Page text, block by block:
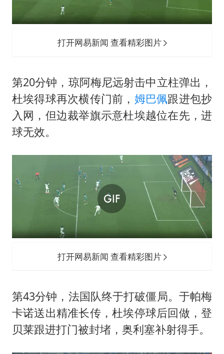
打开网易新闻 查看精彩图片
第20分钟，琼阿梅尼远射击中立柱弹出，
杜埃得球再次横传门前， 姆巴佩跟进包抄
入网，但边裁举旗示意杜埃越位在先，进
球无效。
打开网易新闻 查看精彩图片
第43分钟，法国队终于打破僵局。于帕梅
卡诺送出精准长传，杜埃停球后回做，登
贝莱跟进打门被封堵，奥利塞补射得手。